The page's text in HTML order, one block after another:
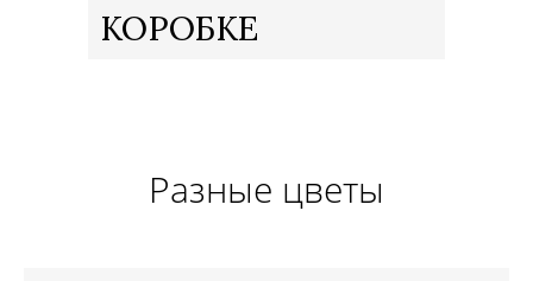
КОРОБКЕ
Разные цветы